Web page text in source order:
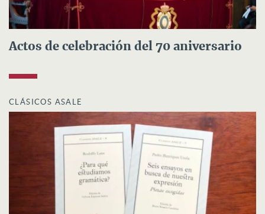
Actos de celebración del 70 aniversario
CLÁSICOS ASALE